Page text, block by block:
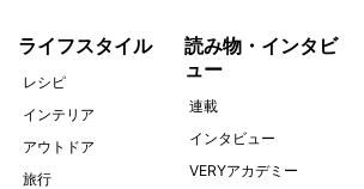
ライフスタイル
レシピ
インテリア
アウトドア
旅行
読み物・インタビ
ュー
連載
インタビュー
VERYアカデミー